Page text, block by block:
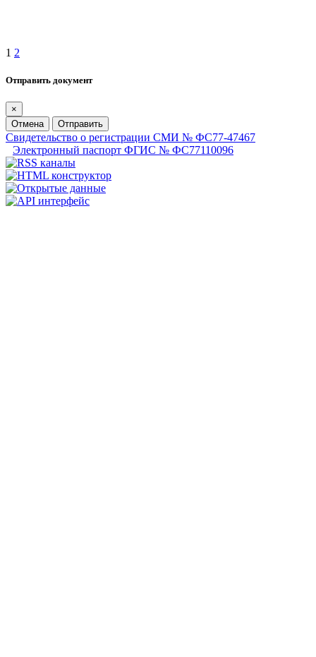
1 2
Отправить документ
×
Отмена
Отправить
Свидетельство о регистрации СМИ № ФС77-47467
Электронный паспорт ФГИС № ФС77110096